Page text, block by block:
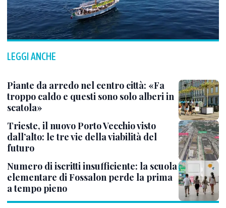
LEGGI ANCHE
Piante da arredo nel centro città: «Fa
troppo caldo e questi sono solo alberi in
scatola»
Trieste, il nuovo Porto Vecchio visto
dall’alto: le tre vie della viabilità del
futuro
Numero di iscritti insufficiente: la scuola
elementare di Fossalon perde la prima
a tempo pieno